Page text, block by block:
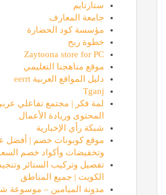
ستارتايم
جامعة المعارف
مؤسسة كود الحضارة
خطوة ربح
Zaytoona store for PC
موقع مناهجنا التعليمي
دليل المواقع العربية eerrt
Tganj
لمة فكر | مجتمع تفاعلي
المحتوى وريادة الأعمال
شبكة رأي الإخبارية
موقع كوبونات خصم | أفضل
وتخفيضات وأكواد خصم
تفصيل وتركيب الستائر
الكويت | جميع المناطق
مدونة الميامين – موسوعة